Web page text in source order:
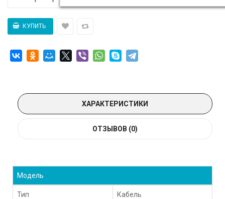
ХАРАКТЕРИСТИКИ
ОТЗЫВОВ (0)
Модель
Тип Кабель